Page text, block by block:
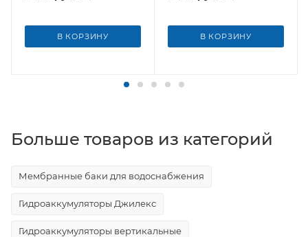
В КОРЗИНУ В КОРЗИНУ
Больше товаров из категорий
Мембранные баки для водоснабжения
Гидроаккумуляторы Джилекс
Гидроаккумуляторы вертикальные